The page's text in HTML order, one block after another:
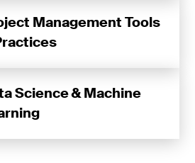
Management Tools
Science & Machine